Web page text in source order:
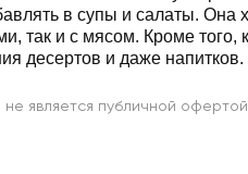
в супы и салаты. Она
так и с мясом. Кроме того,
десертов и даже напитков.
является публичной офертой